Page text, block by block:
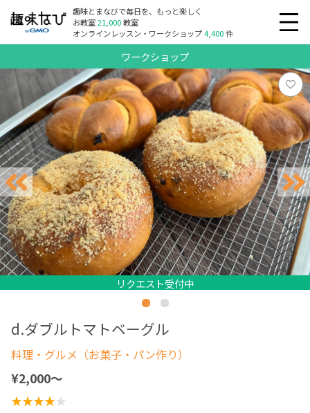
趣味とまなびで毎日を、もっと楽しく
お教室21,000教室
オンラインレッスン・ワークショップ4,400件
ワークショップ
リクエスト受付中
リクエスト受付中
リクエスト受付中
d.ダブルトマトベーグル
料理・グルメ（お菓子・パン作り）
¥2,000〜